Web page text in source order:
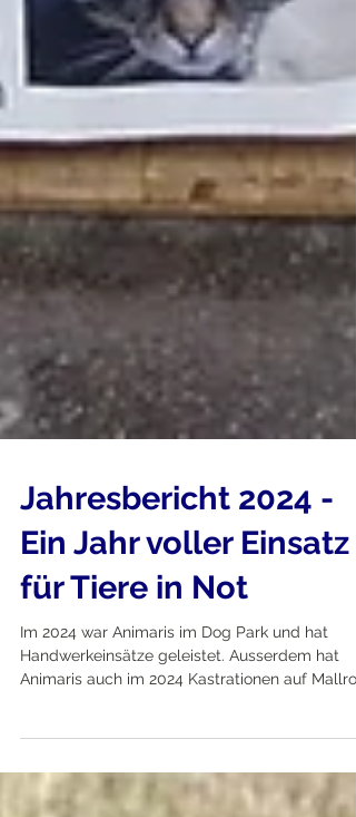
Jahresbericht 2024 -
Ein Jahr voller Einsatz
für Tiere in Not
Animaris auch im 2024 Kastrationen auf
finanziert.